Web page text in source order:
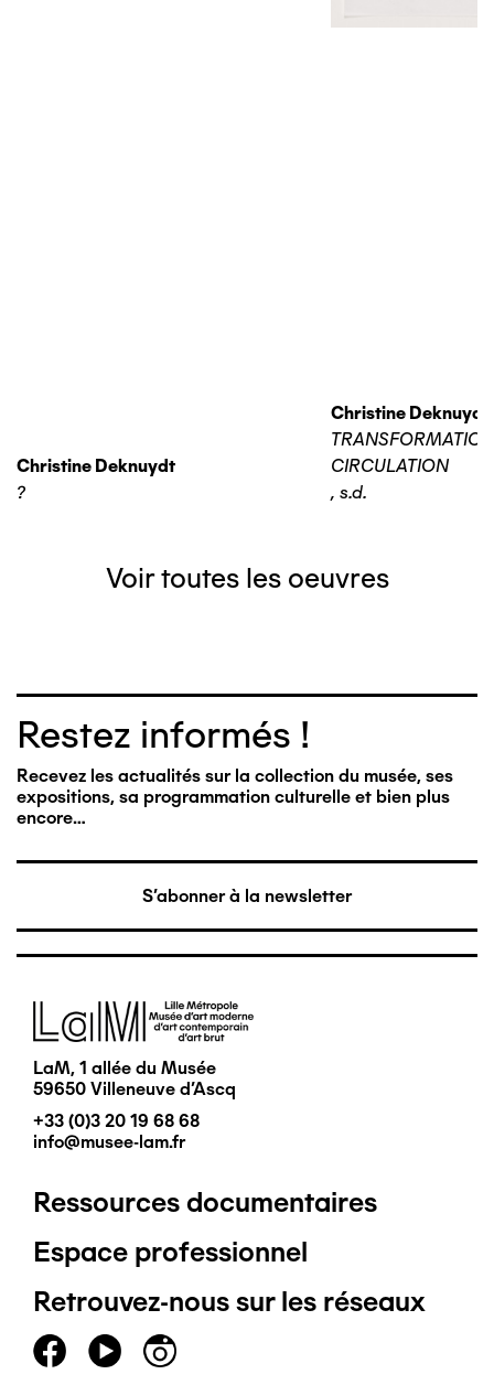
Christine Deknuydt
?
Christine Deknuydt
TRANSFORMATION
CIRCULATION
, s.d.
Voir toutes les oeuvres
Restez informés !
Recevez les actualités sur la collection du musée, ses
expositions, sa programmation culturelle et bien plus
encore…
S'abonner à la newsletter
Image
LaM, 1 allée du Musée
59650 Villeneuve d'Ascq
+33 (0)3 20 19 68 68
info@musee-lam.fr
Pied
de
page
Ressources documentaires
Espace professionnel
Retrouvez-nous sur les réseaux